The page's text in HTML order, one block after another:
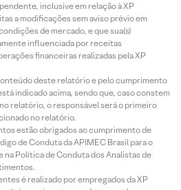
inclusive em relação à XP
a modificações sem aviso prévio em
de mercado, e que sua(s)
influenciada por receitas
financeiras realizadas pela XP
deste relatório e pelo cumprimento
indicado acima, sendo que, caso constem
relatório, o responsável será o primeiro
no relatório.
estão obrigados ao cumprimento de
de Conduta da APIMEC Brasil para o
na Política de Conduta dos Analistas de
é realizado por empregados da XP